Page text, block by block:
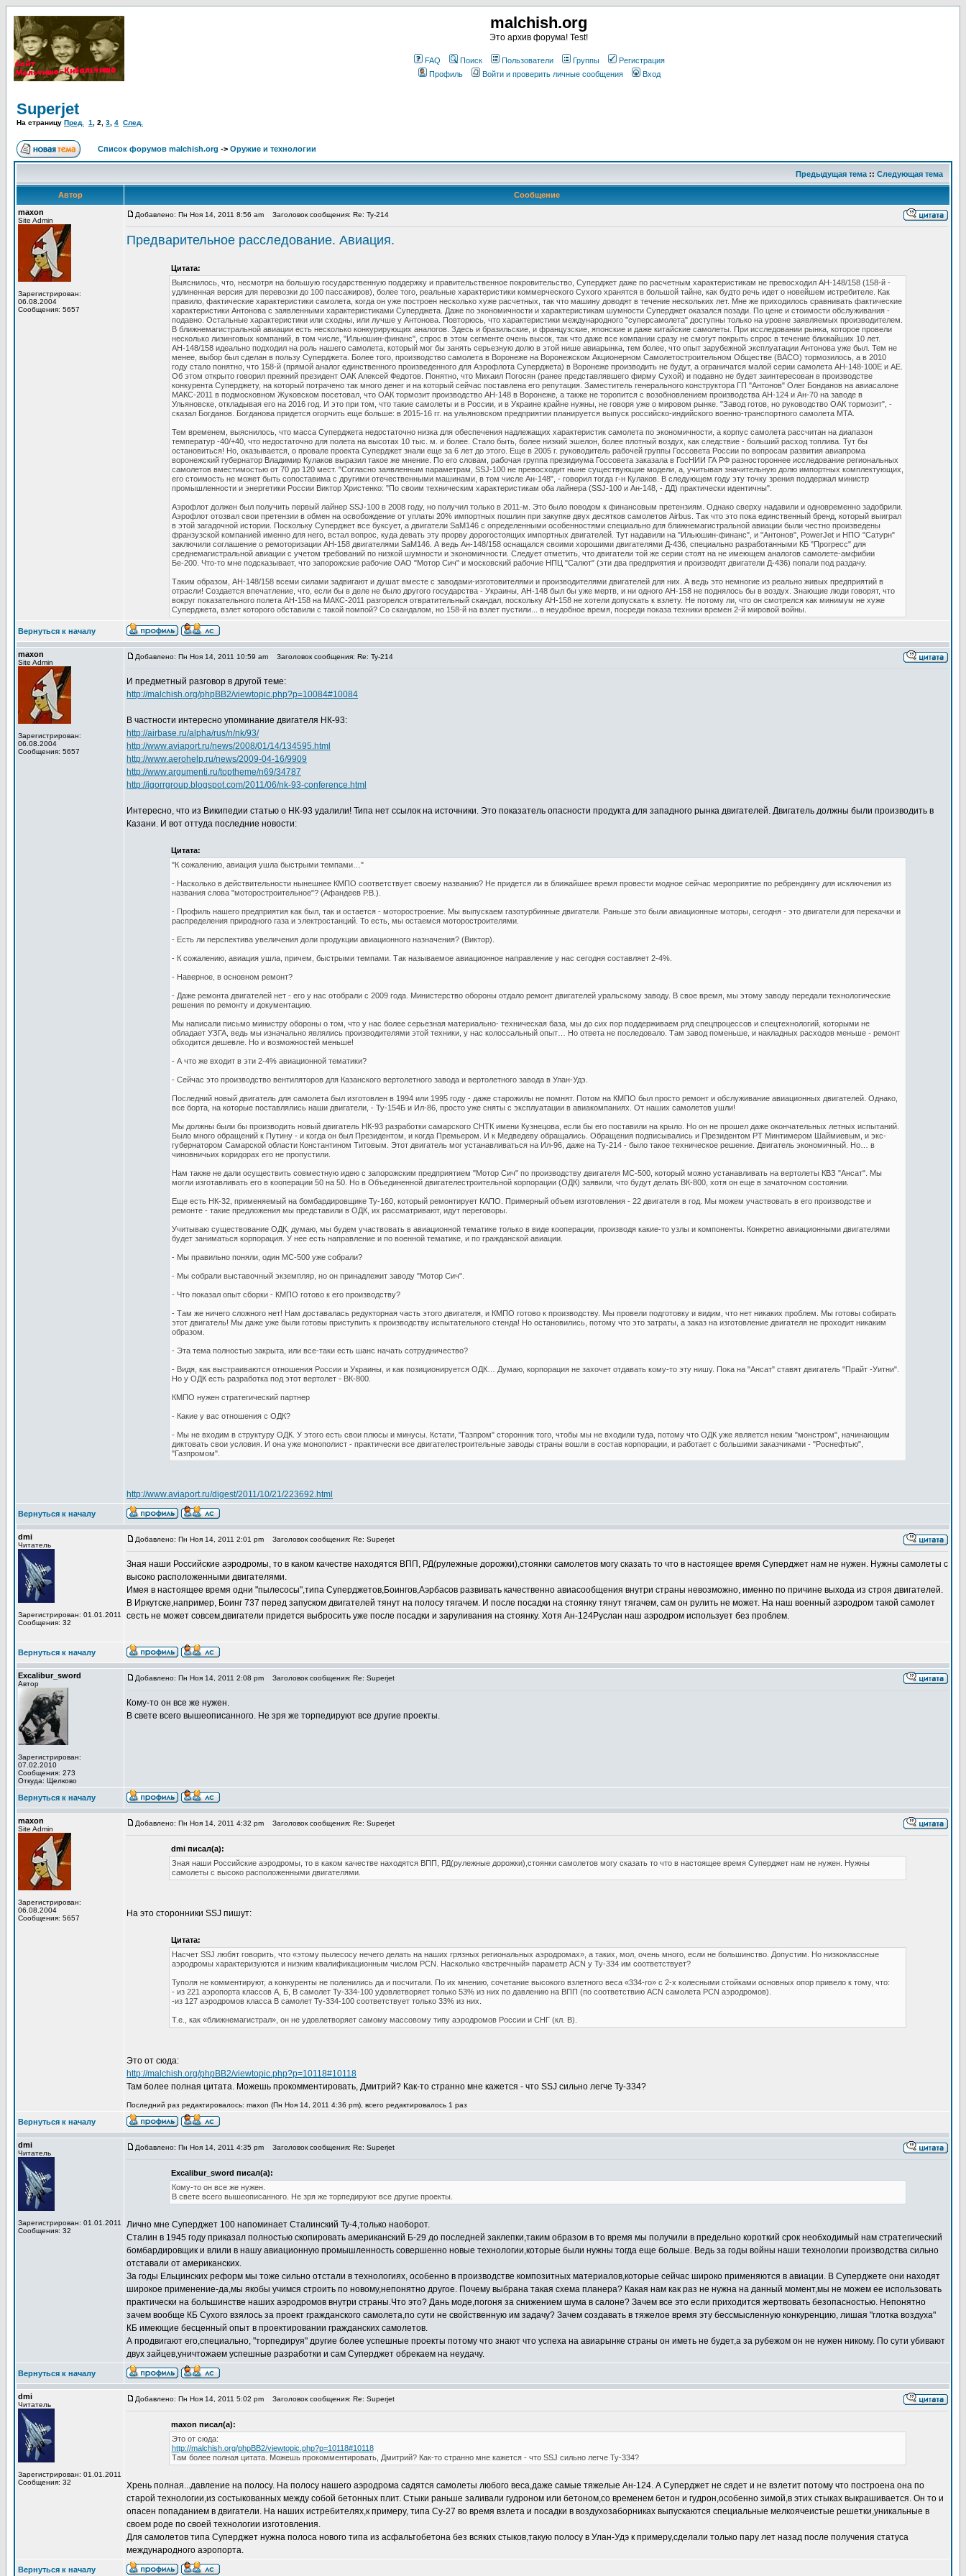
malchish.org
Это архив форума! Test!
FAQ Поиск Пользователи Группы
Регистрация
Профиль
Войти и проверить личные сообщения Вход
Superjet
На страницу Пред. 1 2 3 4 След.
Список форумов malchish.org -> Оружие и технологии
Предыдущая тема :: Следующая тема
Автор
Сообщение
maxon
Site Admin
Зарегистрирован:
06.08.2004
Сообщения: 5657
Добавлено: Пн Ноя 14, 2011 8:56 am Заголовок сообщения: Re: Ту-214
Предварительное расследование. Авиация.
Цитата:
Выяснилось, что, несмотря на большую государственную поддержку и правительственное покровительство, Суперджет даже по расчетным характеристикам не превосходил АН-148/158 (158-й -
удлиненная версия для перевозки до 100 пассажиров), более того, реальные характеристики коммерческого Сухого хранятся в большой тайне, как будто речь идет о новейшем истребителе. Как
правило, фактические характеристики самолета, когда он уже построен несколько хуже расчетных, так что машину доводят в течение нескольких лет. Мне же приходилось сравнивать фактические
характеристики Антонова с заявленными характеристиками Суперджета. Даже по экономичности и характеристикам шумности Суперджет оказался позади. По цене и стоимости обслуживания -
подавно. Остальные характеристики или сходны, или лучше у Антонова. Повторюсь, что характеристики международного "суперсамолета" доступны только на уровне заявляемых производителем.
В ближнемагистральной авиации есть несколько конкурирующих аналогов. Здесь и бразильские, и французские, японские и даже китайские самолеты. При исследовании рынка, которое провели
несколько лизинговых компаний, в том числе, "Ильюшин-финанс", спрос в этом сегменте очень высок, так что даже все компании сразу не смогут покрыть спрос в течение ближайших 10 лет.
АН-148/158 идеально подходил на роль нашего самолета, который мог бы занять серьезную долю в этой нише авиарынка, тем более, что опыт зарубежной эксплуатации Антонова уже был. Тем не
менее, выбор был сделан в пользу Суперджета. Более того, производство самолета в Воронеже на Воронежском Акционерном Самолетостроительном Обществе (ВАСО) тормозилось, а в 2010
году стало понятно, что 158-й (прямой аналог единственного произведенного для Аэрофлота Суперджета) в Воронеже производить не будут, а ограничатся малой серии самолета АН-148-100Е и АЕ.
Об этом открыто говорил прежний президент ОАК Алексей Федотов. Понятно, что Михаил Погосян (ранее представлявшего фирму Сухой) и подавно не будет заинтересован в производстве
конкурента Суперджету, на который потрачено так много денег и на который сейчас поставлена его репутация. Заместитель генерального конструктора ГП "Антонов" Олег Бонданов на авиасалоне
МАКС-2011 в подмосковном Жуковском посетовал, что ОАК тормозит производство АН-148 в Воронеже, а также не торопится с возобновлением производства АН-124 и Ан-70 на заводе в
Ульяновске, откладывая его на 2016 год. И это при том, что такие самолеты и в России, и в Украине крайне нужны, не говоря уже о мировом рынке. "Завод готов, но руководство ОАК тормозит", -
сказал Богданов. Богданова придется огорчить еще больше: в 2015-16 гг. на ульяновском предприятии планируется выпуск российско-индийского военно-транспортного самолета MTA.
Тем временем, выяснилось, что масса Суперджета недостаточно низка для обеспечения надлежащих характеристик самолета по экономичности, а корпус самолета рассчитан на диапазон
температур -40/+40, что недостаточно для полета на высотах 10 тыс. м. и более. Стало быть, более низкий эшелон, более плотный воздух, как следствие - больший расход топлива. Тут бы
остановиться! Но, оказывается, о провале проекта Суперджет знали еще за 6 лет до этого. Еще в 2005 г. руководитель рабочей группы Госсовета России по вопросам развития авиапрома
воронежский губернатор Владимир Кулаков выразил такое же мнение. По его словам, рабочая группа президиума Госсовета заказала в ГосНИИ ГА РФ разностороннее исследование региональных
самолетов вместимостью от 70 до 120 мест. "Согласно заявленным параметрам, SSJ-100 не превосходит ныне существующие модели, а, учитывая значительную долю импортных комплектующих,
его стоимость не может быть сопоставима с другими отечественными машинами, в том числе Ан-148", - говорил тогда г-н Кулаков. В следующем году эту точку зрения поддержал министр
промышленности и энергетики России Виктор Христенко: "По своим техническим характеристикам оба лайнера (SSJ-100 и Ан-148, - ДД) практически идентичны".
Аэрофлот должен был получить первый лайнер SSJ-100 в 2008 году, но получил только в 2011-м. Это было поводом к финансовым претензиям. Однако сверху надавили и одновременно задобрили.
Аэрофлот отозвал свои претензии в обмен на освобождение от уплаты 20% импортных пошлин при закупке двух десятков самолетов Airbus. Так что это пока единственный бренд, который выиграл
в этой загадочной истории. Поскольку Суперджет все буксует, а двигатели SaM146 с определенными особенностями специально для ближнемагистральной авиации были честно произведены
франзузской компанией именно для него, встал вопрос, куда девать эту прорву дорогостоящих импортных двигателей. Тут надавили на "Ильюшин-финанс", и "Антонов", PowerJet и НПО "Сатурн"
заключили соглашение о ремоторизации АН-158 двигателями SaM146. А ведь Ан-148/158 оснащался своими хорошими двигателями Д-436, специально разработанными КБ "Прогресс" для
среднемагистральной авиации с учетом требований по низкой шумности и экономичности. Следует отметить, что двигатели той же серии стоят на не имеющем аналогов самолете-амфибии
Бе-200. Что-то мне подсказывает, что запорожские рабочие ОАО "Мотор Сич" и московский рабочие НПЦ "Салют" (эти два предприятия и производят двигатели Д-436) попали под раздачу.
Таким образом, АН-148/158 всеми силами задвигают и душат вместе с заводами-изготовителями и производителями двигателей для них. А ведь это немногие из реально живых предприятий в
отрасли! Создается впечатление, что, если бы в деле не было другого государства - Украины, АН-148 был бы уже мертв, и ни одного АН-158 не поднялось бы в воздух. Знающие люди говорят, что
вокруг показательного полета АН-158 на МАКС-2011 разгорелся отвратительный скандал, поскольку АН-158 не хотели допускать к взлету. Не потому ли, что он смотрелся как минимум не хуже
Суперджета, взлет которого обставили с такой помпой? Со скандалом, но 158-й на взлет пустили... в неудобное время, посреди показа техники времен 2-й мировой войны.
Вернуться к началу
maxon
Site Admin
Зарегистрирован:
06.08.2004
Сообщения: 5657
Добавлено: Пн Ноя 14, 2011 10:59 am Заголовок сообщения: Re: Ту-214
И предметный разговор в другой теме:
http://malchish.org/phpBB2/viewtopic.php?p=10084#10084
В частности интересно упоминание двигателя НК-93:
http://airbase.ru/alpha/rus/n/nk/93/
http://www.aviaport.ru/news/2008/01/14/134595.html
http://www.aerohelp.ru/news/2009-04-16/9909
http://www.argumenti.ru/toptheme/n69/34787
http://igorrgroup.blogspot.com/2011/06/nk-93-conference.html
Интересно, что из Википедии статью о НК-93 удалили! Типа нет ссылок на источники. Это показатель опасности продукта для западного рынка двигателей. Двигатель должны были производить в
Казани. И вот оттуда последние новости:
Цитата:
"К сожалению, авиация ушла быстрыми темпами…"
- Насколько в действительности нынешнее КМПО соответствует своему названию? Не придется ли в ближайшее время провести модное сейчас мероприятие по ребрендингу для исключения из
названия слова "моторостроительное"? (Афандеев Р.В.).
- Профиль нашего предприятия как был, так и остается - моторостроение. Мы выпускаем газотурбинные двигатели. Раньше это были авиационные моторы, сегодня - это двигатели для перекачки и
распределения природного газа и электростанций. То есть, мы остаемся моторостроителями.
- Есть ли перспектива увеличения доли продукции авиационного назначения? (Виктор).
- К сожалению, авиация ушла, причем, быстрыми темпами. Так называемое авиационное направление у нас сегодня составляет 2-4%.
- Наверное, в основном ремонт?
- Даже ремонта двигателей нет - его у нас отобрали с 2009 года. Министерство обороны отдало ремонт двигателей уральскому заводу. В свое время, мы этому заводу передали технологические
решения по ремонту и документацию.
Мы написали письмо министру обороны о том, что у нас более серьезная материально- техническая база, мы до сих пор поддерживаем ряд спецпроцессов и спецтехнологий, которыми не
обладает УЗГА, ведь мы изначально являлись производителями этой техники, у нас колоссальный опыт… Но ответа не последовало. Там завод поменьше, и накладных расходов меньше - ремонт
обходится дешевле. Но и возможностей меньше!
- А что же входит в эти 2-4% авиационной тематики?
- Сейчас это производство вентиляторов для Казанского вертолетного завода и вертолетного завода в Улан-Удэ.
Последний новый двигатель для самолета был изготовлен в 1994 или 1995 году - даже старожилы не помнят. Потом на КМПО был просто ремонт и обслуживание авиационных двигателей. Однако,
все борта, на которые поставлялись наши двигатели, - Ту-154Б и Ил-86, просто уже сняты с эксплуатации в авиакомпаниях. От наших самолетов ушли!
Мы должны были бы производить новый двигатель НК-93 разработки самарского СНТК имени Кузнецова, если бы его поставили на крыло. Но он не прошел даже окончательных летных испытаний.
Было много обращений к Путину - и когда он был Президентом, и когда Премьером. И к Медведеву обращались. Обращения подписывались и Президентом РТ Минтимером Шаймиевым, и экс-
губернатором Самарской области Константином Титовым. Этот двигатель мог устанавливаться на Ил-96, даже на Ту-214 - было такое техническое решение. Двигатель экономичный. Но… в
чиновничьих коридорах его не пропустили.
Нам также не дали осуществить совместную идею с запорожским предприятием "Мотор Сич" по производству двигателя МС-500, который можно устанавливать на вертолеты КВЗ "Ансат". Мы
могли изготавливать его в кооперации 50 на 50. Но в Объединенной двигателестроительной корпорации (ОДК) заявили, что будут делать ВК-800, хотя он еще в зачаточном состоянии.
Еще есть НК-32, применяемый на бомбардировщике Ту-160, который ремонтирует КАПО. Примерный объем изготовления - 22 двигателя в год. Мы можем участвовать в его производстве и
ремонте - такие предложения мы представили в ОДК, их рассматривают, идут переговоры.
Учитываю существование ОДК, думаю, мы будем участвовать в авиационной тематике только в виде кооперации, производя какие-то узлы и компоненты. Конкретно авиационными двигателями
будет заниматься корпорация. У нее есть направление и по военной тематике, и по гражданской авиации.
- Мы правильно поняли, один МС-500 уже собрали?
- Мы собрали выставочный экземпляр, но он принадлежит заводу "Мотор Сич".
- Что показал опыт сборки - КМПО готово к его производству?
- Там же ничего сложного нет! Нам доставалась редукторная часть этого двигателя, и КМПО готово к производству. Мы провели подготовку и видим, что нет никаких проблем. Мы готовы собирать
этот двигатель! Мы даже уже были готовы приступить к производству испытательного стенда! Но остановились, потому что это затраты, а заказ на изготовление двигателя не проходит никаким
образом.
- Эта тема полностью закрыта, или все-таки есть шанс начать сотрудничество?
- Видя, как выстраиваются отношения России и Украины, и как позиционируется ОДК… Думаю, корпорация не захочет отдавать кому-то эту нишу. Пока на "Ансат" ставят двигатель "Прайт -Уитни".
Но у ОДК есть разработка под этот вертолет - ВК-800.
КМПО нужен стратегический партнер
- Какие у вас отношения с ОДК?
- Мы не входим в структуру ОДК. У этого есть свои плюсы и минусы. Кстати, "Газпром" сторонник того, чтобы мы не входили туда, потому что ОДК уже является неким "монстром", начинающим
диктовать свои условия. И она уже монополист - практически все двигателестроительные заводы страны вошли в состав корпорации, и работает с большими заказчиками - "Роснефтью",
"Газпромом".
http://www.aviaport.ru/digest/2011/10/21/223692.html
Вернуться к началу
dmi
Читатель
Зарегистрирован: 01.01.2011
Сообщения: 32
Добавлено: Пн Ноя 14, 2011 2:01 pm Заголовок сообщения: Re: Superjet
Зная наши Российские аэродромы, то в каком качестве находятся ВПП, РД(рулежные дорожки),стоянки самолетов могу сказать то что в настоящее время Суперджет нам не нужен. Нужны самолеты с
высоко расположенными двигателями.
Имея в настоящее время одни "пылесосы",типа Суперджетов,Боингов,Аэрбасов развивать качественно авиасообщения внутри страны невозможно, именно по причине выхода из строя двигателей.
В Иркутске,например, Боинг 737 перед запуском двигателей тянут на полосу тягачем. И после посадки на стоянку тянут тягачем, сам он рулить не может. На наш военный аэродром такой самолет
сесть не может совсем,двигатели придется выбросить уже после посадки и заруливания на стоянку. Хотя Ан-124Руслан наш аэродром использует без проблем.
Вернуться к началу
Excalibur_sword
Автор
Зарегистрирован:
07.02.2010
Сообщения: 273
Откуда: Щелково
Добавлено: Пн Ноя 14, 2011 2:08 pm Заголовок сообщения: Re: Superjet
Кому-то он все же нужен.
В свете всего вышеописанного. Не зря же торпедируют все другие проекты.
Вернуться к началу
maxon
Site Admin
Зарегистрирован:
06.08.2004
Сообщения: 5657
Добавлено: Пн Ноя 14, 2011 4:32 pm Заголовок сообщения: Re: Superjet
dmi писал(а):
Зная наши Российские аэродромы, то в каком качестве находятся ВПП, РД(рулежные дорожки),стоянки самолетов могу сказать то что в настоящее время Суперджет нам не нужен. Нужны
самолеты с высоко расположенными двигателями.
На это сторонники SSJ пишут:
Цитата:
Насчет SSJ любят говорить, что «этому пылесосу нечего делать на наших грязных региональных аэродромах», а таких, мол, очень много, если не большинство. Допустим. Но низкоклассные
аэродромы характеризуются и низким квалификационным числом PCN. Насколько «встречный» параметр ACN у Ту-334 им соответствует?
Туполя не комментируют, а конкуренты не поленились да и посчитали. По их мнению, сочетание высокого взлетного веса «334-го» с 2-х колесными стойками основных опор привело к тому, что:
- из 221 аэропорта классов А, Б, В самолет Ту-334-100 удовлетворяет только 53% из них по давлению на ВПП (по соответствию ACN самолета PCN аэродромов).
-из 127 аэродромов класса В самолет Ту-334-100 соответствует только 33% из них.
Т.е., как «ближнемагистрал», он не удовлетворяет самому массовому типу аэродромов России и СНГ (кл. В).
Это от сюда:
http://malchish.org/phpBB2/viewtopic.php?p=10118#10118
Там более полная цитата. Можешь прокомментировать, Дмитрий? Как-то странно мне кажется - что SSJ сильно легче Ту-334?
Последний раз редактировалось: maxon (Пн Ноя 14, 2011 4:36 pm), всего редактировалось 1 раз
Вернуться к началу
dmi
Читатель
Зарегистрирован: 01.01.2011
Сообщения: 32
Добавлено: Пн Ноя 14, 2011 4:35 pm Заголовок сообщения: Re: Superjet
Excalibur_sword писал(а):
Кому-то он все же нужен.
В свете всего вышеописанного. Не зря же торпедируют все другие проекты.
Лично мне Суперджет 100 напоминает Сталинский Ту-4,только наоборот.
Сталин в 1945 году приказал полностью скопировать американский Б-29 до последней заклепки,таким образом в то время мы получили в предельно короткий срок необходимый нам стратегический
бомбардировщик и влили в нашу авиационную промышленность совершенно новые технологии,которые были нужны тогда еще больше. Ведь за годы войны наши технологии производства сильно
отставали от американских.
За годы Ельцинских реформ мы тоже сильно отстали в технологиях, особенно в производстве композитных материалов,которые сейчас широко применяются в авиации. В Суперджете они находят
широкое применение-да,мы якобы учимся строить по новому,непонятно другое. Почему выбрана такая схема планера? Какая нам как раз не нужна на данный момент,мы не можем ее использовать
практически на большинстве наших аэродромов внутри страны.Что это? Дань моде,погоня за снижением шума в салоне? Зачем все это если приходится жертвовать безопасностью. Непонятно
зачем вообще КБ Сухого взялось за проект гражданского самолета,по сути не свойственную им задачу? Зачем создавать в тяжелое время эту бессмысленную конкуренцию, лишая "глотка воздуха"
КБ имеющие бесценный опыт в проектировании гражданских самолетов.
А продвигают его,специально, "торпедируя" другие более успешные проекты потому что знают что успеха на авиарынке страны он иметь не будет,а за рубежом он не нужен никому. По сути убивают
двух зайцев,уничтожаем успешные разработки и сам Суперджет обрекаем на неудачу.
Вернуться к началу
dmi
Читатель
Зарегистрирован: 01.01.2011
Сообщения: 32
Добавлено: Пн Ноя 14, 2011 5:02 pm Заголовок сообщения: Re: Superjet
maxon писал(а):
Это от сюда:
http://malchish.org/phpBB2/viewtopic.php?p=10118#10118
Там более полная цитата. Можешь прокомментировать, Дмитрий? Как-то странно мне кажется - что SSJ сильно легче Ту-334?
Хрень полная...давление на полосу. На полосу нашего аэродрома садятся самолеты любого веса,даже самые тяжелые Ан-124. А Суперджет не сядет и не взлетит потому что построена она по
старой технологии,из состыкованных между собой бетонных плит. Стыки раньше заливали гудроном или бетоном,со временем бетон и гудрон,особенно зимой,в этих стыках выкрашивается. Он то и
опасен попаданием в двигатели. На наших истребителях,к примеру, типа Су-27 во время взлета и посадки в воздухозаборниках выпускаются специальные мелкоячеистые решетки,уникальные в
своем роде по своей технологии изготовления.
Для самолетов типа Суперджет нужна полоса нового типа из асфальтобетона без всяких стыков,такую полосу в Улан-Удэ к примеру,сделали только пару лет назад после получения статуса
международного аэропорта.
Вернуться к началу